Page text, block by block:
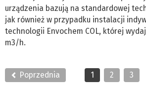
urządzenia bazują na standardowej
jak również w przypadku instalacji
technologii Envochem COL, której
m3/h.
Poprzednia 1 2 3